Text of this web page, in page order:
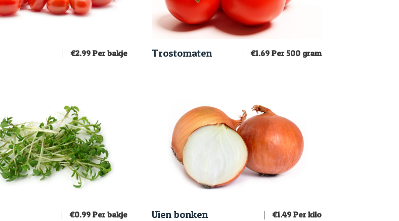
€2.99 Per bakje Trostomaten €1.69 Per 500 gram
€0.99 Per bakje Uien bonken €1.49 Per kilo